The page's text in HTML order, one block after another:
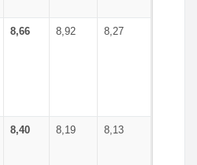
8,66 8,92 8,27
8,40 8,19 8,13